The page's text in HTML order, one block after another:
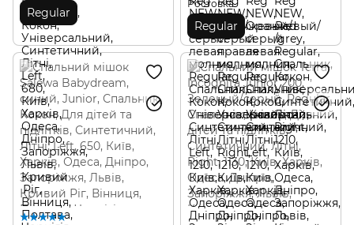
Regular
Ростовка
Regular